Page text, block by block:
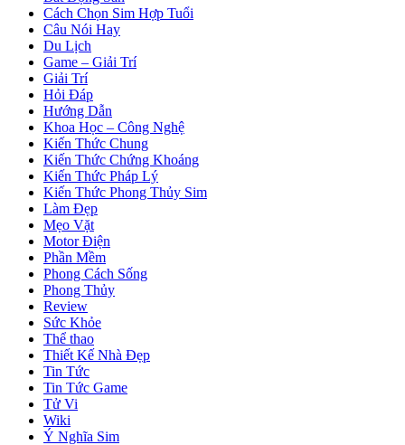
Cách Chọn Sim Hợp Tuổi
Câu Nói Hay
Du Lịch
Game – Giải Trí
Giải Trí
Hỏi Đáp
Hướng Dẫn
Khoa Học – Công Nghệ
Kiến Thức Chung
Kiến Thức Chứng Khoáng
Kiến Thức Pháp Lý
Kiến Thức Phong Thủy Sim
Làm Đẹp
Mẹo Vặt
Motor Điện
Phần Mềm
Phong Cách Sống
Phong Thủy
Review
Sức Khỏe
Thể thao
Thiết Kế Nhà Đẹp
Tin Tức
Tin Tức Game
Tử Vi
Wiki
Ý Nghĩa Sim